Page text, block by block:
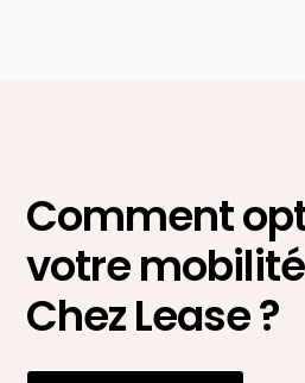
Comment
votre
Chez Lease ?